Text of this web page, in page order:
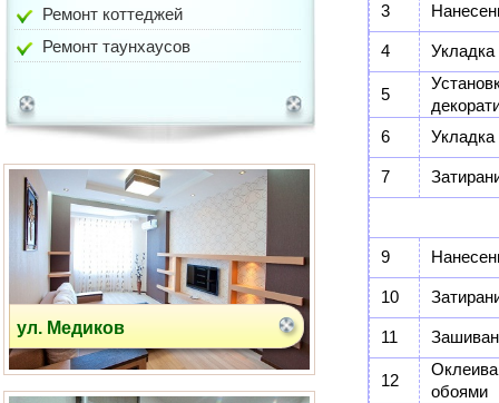
Ремонт коттеджей
Ремонт таунхаусов
ул. Медиков
ул. Белореченская
3
4 Укладка
5
6
Укладка
7
9
10
11
12
обоями